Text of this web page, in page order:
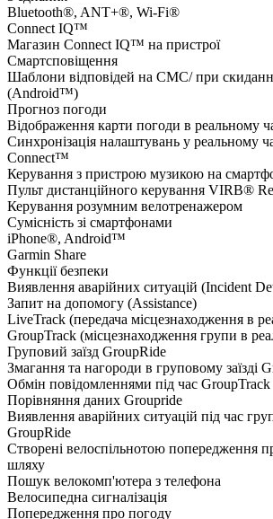
Bluetooth®, ANT+®, Wi-Fi®
Connect IQ™
Магазин Connect IQ™ на пристрої
Смартсповіщення
Шаблони відповідей на СМС/ при скиданні
(Android™)
Прогноз погоди
Відображення карти погоди в реальному
Синхронізація налаштувань у реальному
Connect™
Керування з пристрою музикою на
Пульт дистанційного керування VIRB®
Керування розумним велотренажером
Сумісність зі смартфонами
iPhone®, Android™
Garmin Share
Функції безпеки
Виявлення аварійних ситуацій (Incident
Запит на допомогу (Assistance)
LiveTrack (передача місцезнаходження в
GroupTrack (місцезнаходження групи в
Груповий заїзд GroupRide
Змагання та нагороди в груповому заїзді
Обмін повідомленнями під час GroupTrack
Порівняння даних Groupride
Виявлення аварійних ситуацій під час
GroupRide
Створені велоспільнотою попередження
шляху
Пошук велокомп'ютера з телефона
Велосипедна сигналізація
Попередження про погоду